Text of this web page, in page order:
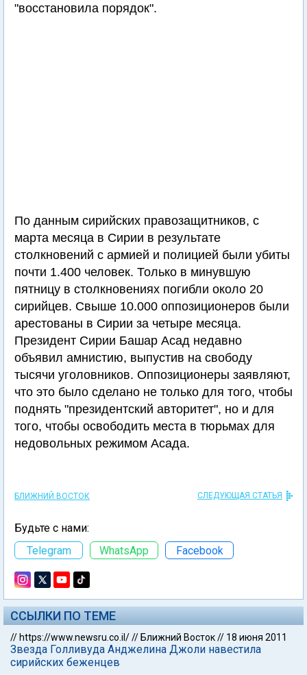
"восстановила порядок".
По данным сирийских правозащитников, с
марта месяца в Сирии в результате
столкновений с армией и полицией были убиты
почти 1.400 человек. Только в минувшую
пятницу в столкновениях погибли около 20
сирийцев. Свыше 10.000 оппозиционеров были
арестованы в Сирии за четыре месяца.
Президент Сирии Башар Асад недавно
объявил амнистию, выпустив на свободу
тысячи уголовников. Оппозиционеры заявляют,
что это было сделано не только для того, чтобы
поднять "президентский авторитет", но и для
того, чтобы освободить места в тюрьмах для
недовольных режимом Асада.
БЛИЖНИЙ ВОСТОК СЛЕДУЮЩАЯ СТАТЬЯ
Будьте с нами:
Telegram
WhatsApp Facebook
ССЫЛКИ ПО ТЕМЕ
// https://www.newsru.co.il/// Ближний Восток// 18 июня 2011
Звезда Голливуда Анджелина Джоли навестила
сирийских беженцев